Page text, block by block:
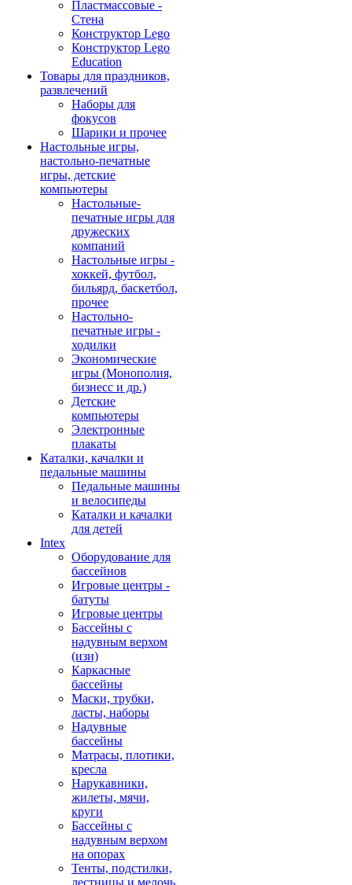
Пластмассовые -
Стена
Конструктор Lego
Конструктор Lego
Education
Товары для праздников,
развлечений
Наборы для
фокусов
Шарики и прочее
Настольные игры,
настольно-печатные
игры, детские
компьютеры
Настольные-
печатные игры для
дружеских
компаний
Настольные игры -
хоккей, футбол,
бильярд, баскетбол,
прочее
Настольно-
печатные игры -
ходилки
Экономические
игры (Монополия,
бизнесс и др.)
Детские
компьютеры
Электронные
плакаты
Каталки, качалки и
педальные машины
Педальные машины
и велосипеды
Каталки и качалки
для детей
Intex
Оборудование для
бассейнов
Игровые центры -
батуты
Игровые центры
Бассейны с
надувным верхом
(изи)
Каркасные
бассейны
Маски, трубки,
ласты, наборы
Надувные
бассейны
Матрасы, плотики,
кресла
Нарукавники,
жилеты, мячи,
круги
Бассейны с
надувным верхом
на опорах
Тенты, подстилки,
лестницы и мелочь